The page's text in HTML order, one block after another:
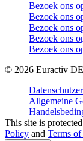
Bezoek ons
Bezoek ons
Bezoek ons
Bezoek ons
Bezoek ons
© 2026 Euractiv
Allgemeine
This site is
Policy and Terms